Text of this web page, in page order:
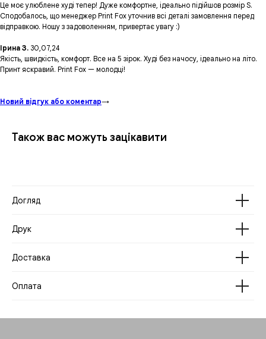
Це моє улюблене худі тепер! Дуже комфортне, ідеально підійшов розмір S.
Сподобалось, що менеджер Print Fox уточнив всі деталі замовлення перед
відправкою. Ношу з задоволенням, привертає увагу :)
Ірина З. 30,07,24
Якість, швидкість, комфорт. Все на 5 зірок. Худі без начосу, ідеально на літо.
Принт яскравий. Print Fox — молодці!
Новий відгук або коментар→
Також вас можуть зацікавити
Догляд
Друк
Доставка
Оплата